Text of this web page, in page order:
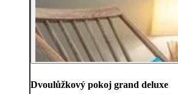
Dvoulůžkový pokoj grand deluxe